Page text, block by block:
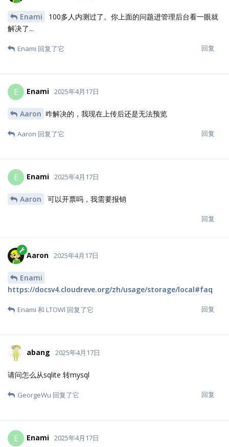
Enami
100多人内测过了。你上面的问题进管理后台看一眼就
解决了...
回复
Enami 回复了它
E Enami 2025年4月17日
Aaron 咋解决的，我现在上传后还是无法预览
回复
Aaron 回复了它
E Enami 2025年4月17日
Aaron 可以开票吗，我需要报销
回复
Aaron 2025年4月17日
Enami
https://docsv4.cloudreve.org/zh/usage/storage/local#faq
回复
Enami 和 LTOWl 回复了它
abang 2025年4月17日
请问怎么从sqlite 转mysql
回复
GeorgeWu 回复了它
E Enami 2025年4月17日